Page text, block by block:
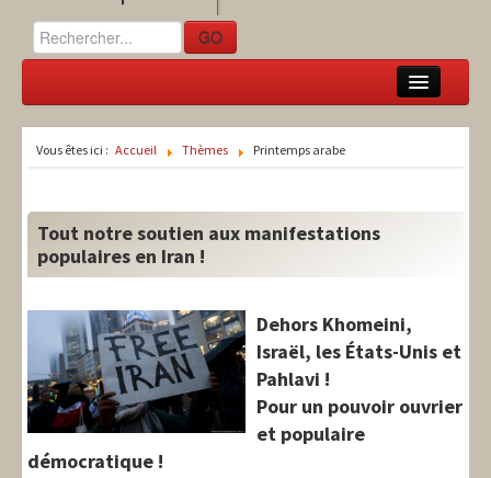
GO
National
International
Syndical
Social
Thèmes
Vous êtes ici : Accueil Thèmes Printemps arabe
Tout notre soutien aux manifestations
populaires en Iran !
Dehors Khomeini,
Israël, les États-Unis et
Pahlavi !
Pour un pouvoir ouvrier
et populaire
démocratique !